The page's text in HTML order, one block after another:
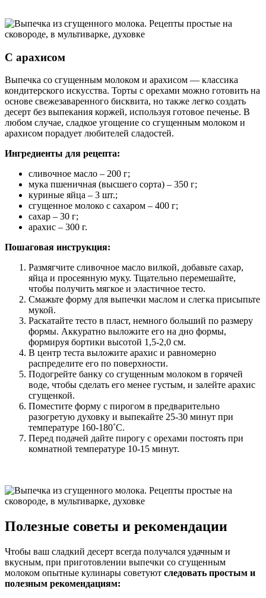
С арахисом
Выпечка со сгущенным молоком и арахисом — классика
кондитерского искусства. Торты с орехами можно готовить на
основе свежезаваренного бисквита, но также легко создать
десерт без выпекания коржей, используя готовое печенье. В
любом случае, сладкое угощение со сгущенным молоком и
арахисом порадует любителей сладостей.
Ингредиенты для рецепта:
сливочное масло – 200 г;
мука пшеничная (высшего сорта) – 350 г;
куриные яйца – 3 шт.;
сгущенное молоко с сахаром – 400 г;
сахар – 30 г;
арахис – 300 г.
Пошаговая инструкция:
Размягчите сливочное масло вилкой, добавьте сахар,
яйца и просеянную муку. Тщательно перемешайте,
чтобы получить мягкое и эластичное тесто.
Смажьте форму для выпечки маслом и слегка присыпьте
мукой.
Раскатайте тесто в пласт, немного больший по размеру
формы. Аккуратно выложите его на дно формы,
формируя бортики высотой 1,5-2,0 см.
В центр теста выложите арахис и равномерно
распределите его по поверхности.
Подогрейте банку со сгущенным молоком в горячей
воде, чтобы сделать его менее густым, и залейте арахис
сгущенкой.
Поместите форму с пирогом в предварительно
разогретую духовку и выпекайте 25-30 минут при
температуре 160-180˚С.
Перед подачей дайте пирогу с орехами постоять при
комнатной температуре 10-15 минут.
Полезные советы и рекомендации
Чтобы ваш сладкий десерт всегда получался удачным и
вкусным, при приготовлении выпечки со сгущенным
молоком опытные кулинары советуют следовать простым и
полезным рекомендациям: